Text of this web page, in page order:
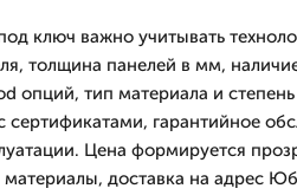
ключ важно учитывать
толщина панелей в мм,
опций, тип материала и
сертификатами, гарантийное
Цена формируется
доставка на адрес